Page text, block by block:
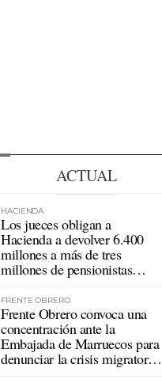
ACTUAL
HACIENDA
Los jueces obligan a
Hacienda a devolver 6.400
millones a más de tres
millones de pensionistas
FRENTE OBRERO
Frente Obrero convoca una
concentración ante la
Embajada de Marruecos para
denunciar la crisis migratoria